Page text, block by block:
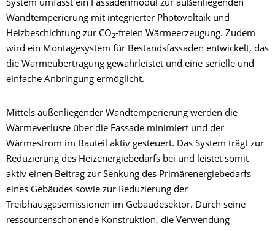
System umfasst ein Fassadenmodul zur außenliegenden
Wandtemperierung mit integrierter Photovoltaik und
Heizbeschichtung zur CO2-freien Wärmeerzeugung. Zudem
wird ein Montagesystem für Bestandsfassaden entwickelt, das
die Wärmeübertragung gewährleistet und eine serielle und
einfache Anbringung ermöglicht.
Mittels außenliegender Wandtemperierung werden die
Wärmeverluste über die Fassade minimiert und der
Wärmestrom im Bauteil aktiv gesteuert. Das System trägt zur
Reduzierung des Heizenergiebedarfs bei und leistet somit
aktiv einen Beitrag zur Senkung des Primärenergiebedarfs
eines Gebäudes sowie zur Reduzierung der
Treibhausgasemissionen im Gebäudesektor. Durch seine
ressourcenschonende Konstruktion, die Verwendung